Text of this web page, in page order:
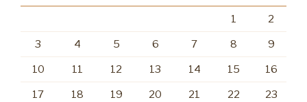
1 2
3 4 5 6 7 8 9
10 11 12 13 14 15 16
17 18 19 20 21 22 23